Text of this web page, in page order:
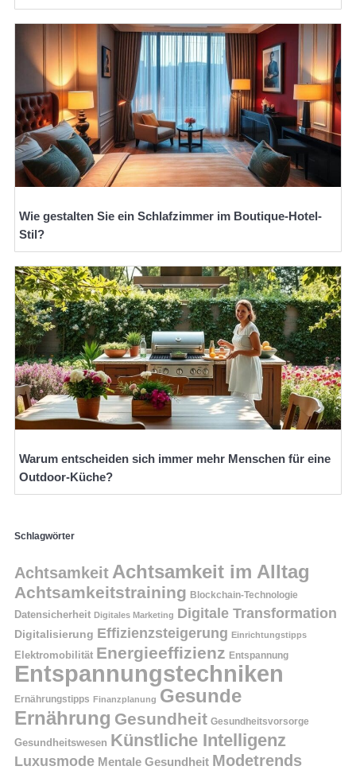
Wie gestalten Sie ein Schlafzimmer im Boutique-Hotel-
Stil?
Warum entscheiden sich immer mehr Menschen für eine
Outdoor-Küche?
Schlagwörter
Achtsamkeit Achtsamkeit im Alltag
Achtsamkeitstraining Blockchain-Technologie
Datensicherheit Digitales Marketing Digitale Transformation
Digitalisierung Effizienzsteigerung Einrichtungstipps
Elektromobilität Energieeffizienz Entspannung
Entspannungstechniken
Ernährungstipps Finanzplanung Gesunde
Ernährung Gesundheit Gesundheitsvorsorge
Gesundheitswesen Künstliche Intelligenz
Luxusmode Mentale Gesundheit Modetrends